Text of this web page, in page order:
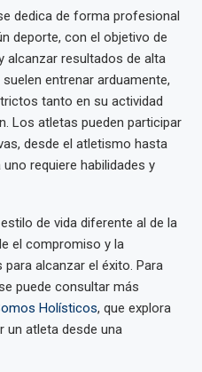
dedica de forma profesional
deporte, con el objetivo de
alcanzar resultados de alta
entrenar arduamente,
tanto en su actividad
Los atletas pueden participar
desde el atletismo hasta
requiere habilidades y
de vida diferente al de la
el compromiso y la
alcanzar el éxito. Para
puede consultar más
Holísticos, que explora
un atleta desde una